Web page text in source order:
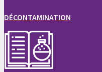
DÉCONTAMINATION